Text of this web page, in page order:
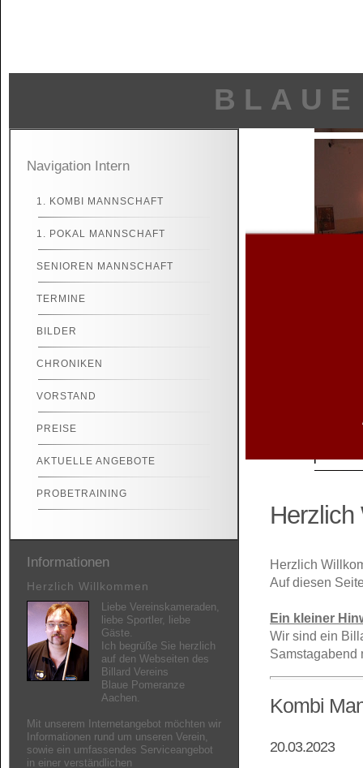
BLAUE
Navigation Intern
1. KOMBI MANNSCHAFT
1. POKAL MANNSCHAFT
SENIOREN MANNSCHAFT
TERMINE
BILDER
CHRONIKEN
VORSTAND
PREISE
AKTUELLE ANGEBOTE
PROBETRAINING
Informationen
Herzlich Willkommen
Liebe Vereinskameraden,
liebe Sportler, liebe
Gäste.
Ich begrüße Sie herzlich
auf den Webseiten des
Billard Vereins
Blaue Pomeranze
Aachen.
Mit unserem Internetangebot möchten wir
Informationen rund um unseren Verein,
sowie ein umfassendes Serviceangebot
in einer verständlichen
Herzlich
Herzlich
Auf diesen
Ein kleiner
Wir sind ein
Samstagabend
Kombi
20.03.2023